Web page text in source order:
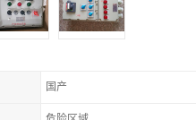
国产